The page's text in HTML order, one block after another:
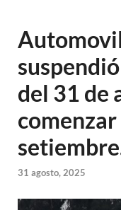
del 31 de
31 agosto, 2025